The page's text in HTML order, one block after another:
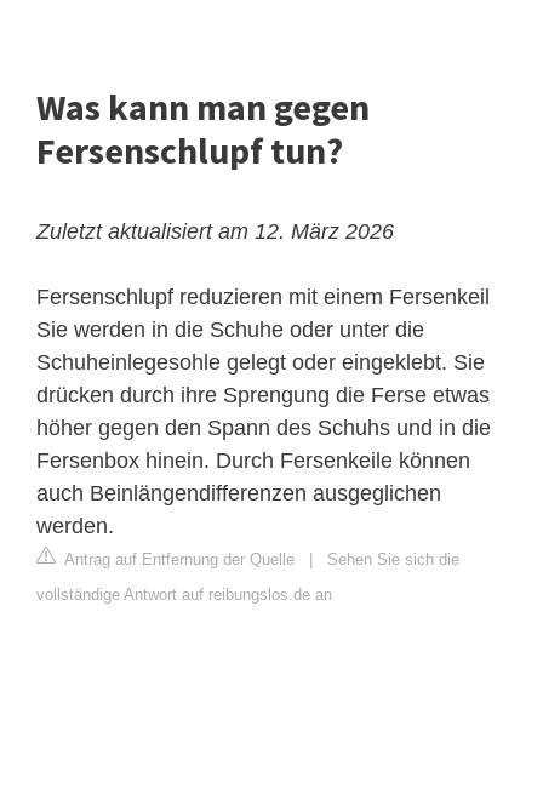
Was kann man gegen
Fersenschlupf tun?
Zuletzt aktualisiert am 12. März 2026
Fersenschlupf reduzieren mit einem Fersenkeil
Sie werden in die Schuhe oder unter die
Schuheinlegesohle gelegt oder eingeklebt. Sie
drücken durch ihre Sprengung die Ferse etwas
höher gegen den Spann des Schuhs und in die
Fersenbox hinein. Durch Fersenkeile können
auch Beinlängendifferenzen ausgeglichen
werden.
Antrag auf Entfernung der Quelle
Sehen Sie sich die
vollständige Antwort auf reibungslos.de an